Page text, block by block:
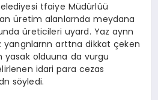
tfaiye Müdürlüü
üretim alanlarnda meydana
üreticileri uyard. Yaz aynn
yangnlarnn arttna dikkat çeken
yasak olduuna da vurgu
idari para cezas
söyledi.